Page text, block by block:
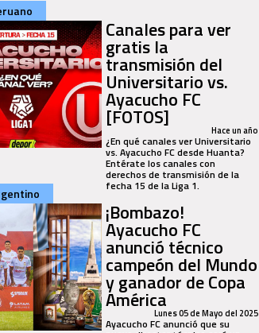
Canales para ver
gratis la
transmisión del
Universitario vs.
Ayacucho FC
[FOTOS] Hace un año
¿En qué canales ver Universitario
vs. Ayacucho FC desde Huanta?
Entérate los canales con
derechos de transmisión de la
fecha 15 de la Liga 1.
¡Bombazo!
Ayacucho FC
anunció técnico
campeón del Mundo
y ganador de Copa
AméricaLunes 05 de Mayo del 2025
Ayacucho FC anunció que su